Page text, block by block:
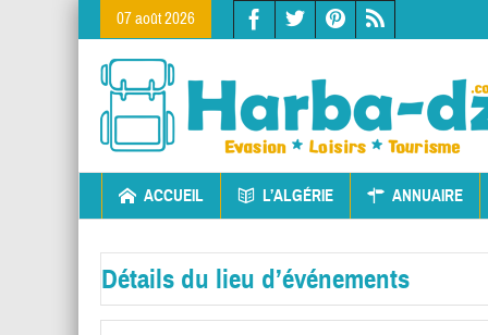
07 août 2026
ACCUEIL L’ALGÉRIE ANNUAIRE
Détails du lieu d’événements